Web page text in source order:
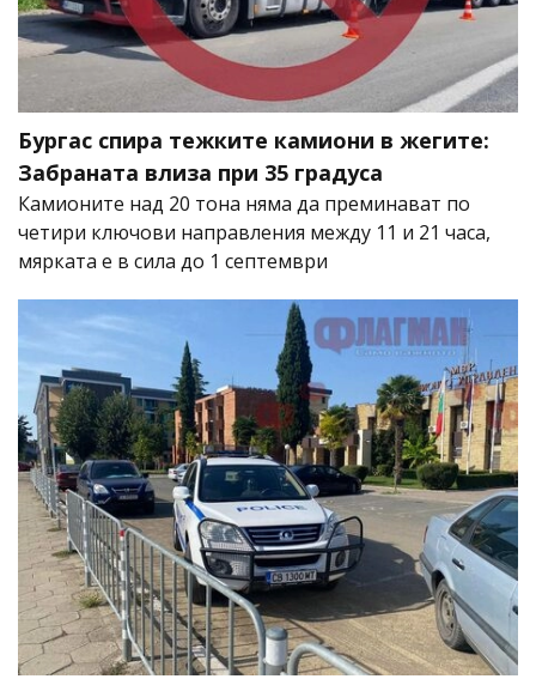
Бургас спира тежките камиони в жегите:
Забраната влиза при 35 градуса
Камионите над 20 тона няма да преминават по
четири ключови направления между 11 и 21 часа,
мярката е в сила до 1 септември